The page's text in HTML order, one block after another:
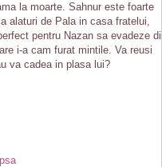
la moarte. Sahnur este foarte
alaturi de Pala in casa fratelui,
pentru Nazan sa evadeze
i-a cam furat mintile. Va reusi
va cadea in plasa lui?